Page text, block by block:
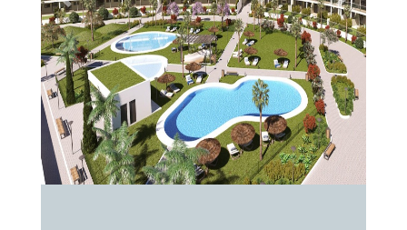
Previous Next